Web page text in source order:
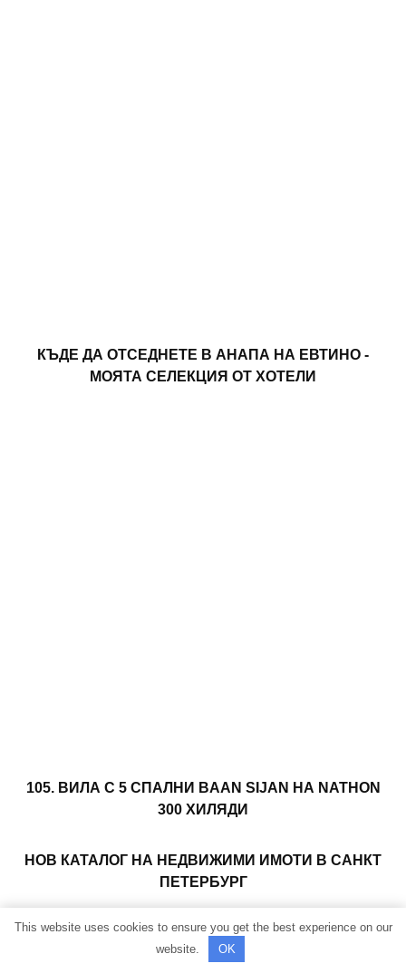
КЪДЕ ДА ОТСЕДНЕТЕ В АНАПА НА ЕВТИНО -
МОЯТА СЕЛЕКЦИЯ ОТ ХОТЕЛИ
105. ВИЛА С 5 СПАЛНИ BAAN SIJAN НА NATHON
300 ХИЛЯДИ
НОВ КАТАЛОГ НА НЕДВИЖИМИ ИМОТИ В САНКТ
ПЕТЕРБУРГ
This website uses cookies to ensure you get the best experience on our
website.
OK